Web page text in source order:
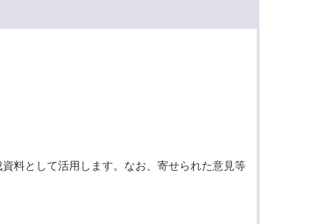
料として活用します。なお、寄せられた意見等